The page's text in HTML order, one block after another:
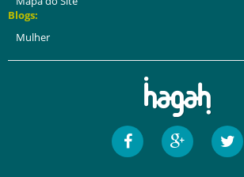
Blogs:
Mulher